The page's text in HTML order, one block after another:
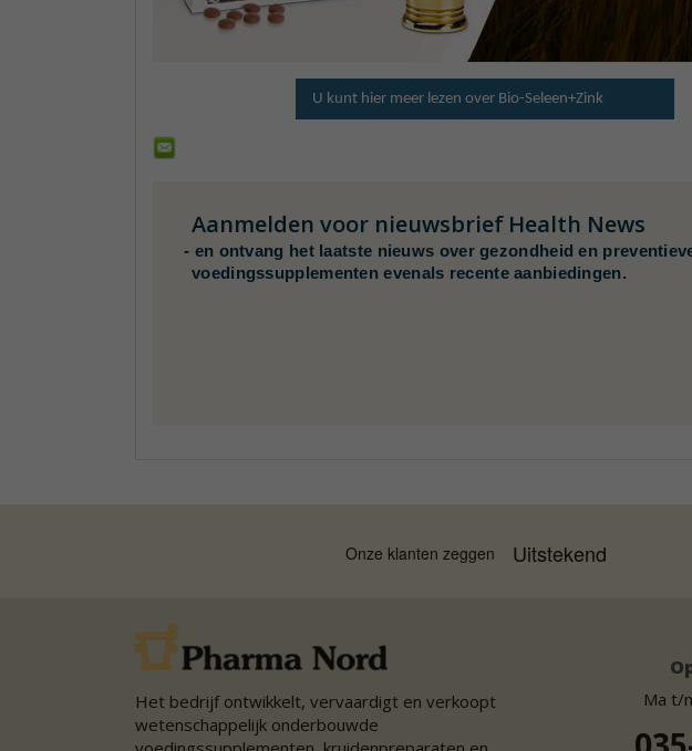
U kunt hier meer lezen over Bio-Seleen+Zink
Aanmelden voor nieuwsbrief Health News
- en ontvang het laatste nieuws over gezondheid en
voedingssupplementen evenals recente aanbiedingen.
Het bedrijf ontwikkelt, vervaardigt en verkoopt
wetenschappelijk onderbouwde
Ma t/